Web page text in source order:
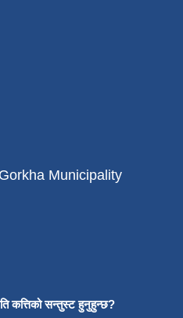
Gorkha Municipality
कत्तिको सन्तुस्ट हुनुहुन्छ?